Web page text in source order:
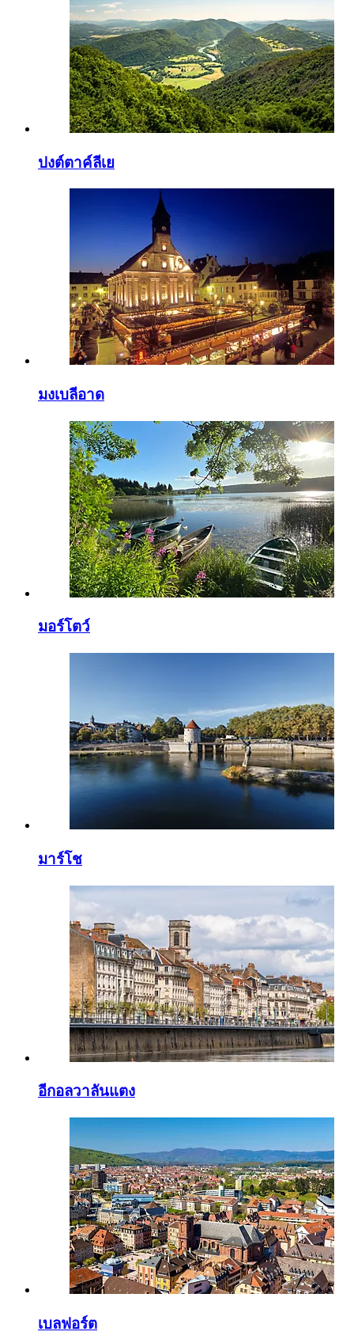
ปงต์ตาค์ลีเย
มงเบลีอาด
มอร์โตว์
มาร์โช
อีกอลวาลันแตง
เบลฟอร์ต